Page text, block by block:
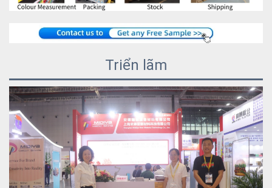
Triển lãm